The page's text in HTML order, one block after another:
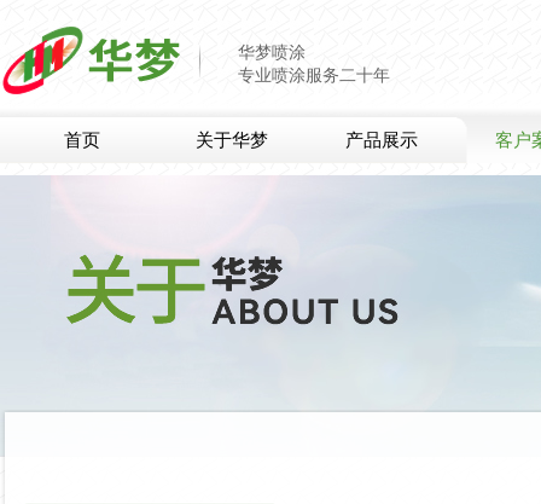
华梦喷涂
专业喷涂服务二十年
首页 关于华梦 产品展示 客户